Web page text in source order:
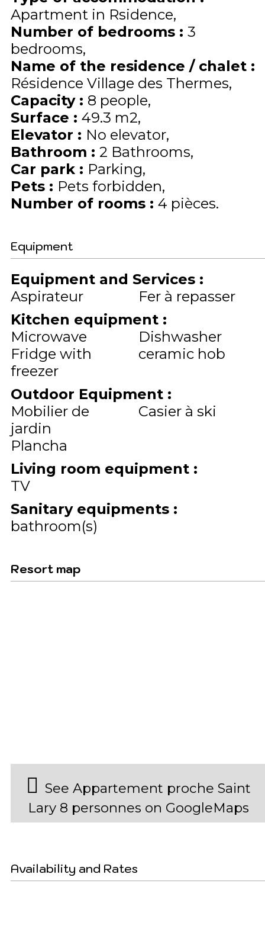
Apartment in Rsidence
Number of bedrooms : 3
bedrooms
Name of the residence / chalet :
Résidence Village des Thermes
Capacity : 8 people
Surface : 49.3 m2
Elevator : No elevator
Bathroom : 2 Bathrooms
Car park : Parking
Pets : Pets forbidden
Number of rooms : 4 pièces
Equipment
Equipment and Services :
Aspirateur
Fer à repasser
Kitchen equipment :
Microwave
Dishwasher
Fridge with
freezer
ceramic hob
Outdoor Equipment :
Mobilier de
jardin
Casier à ski
Plancha
Living room equipment :
TV
Sanitary equipments :
bathroom(s)
Resort map
See Appartement proche Saint
Lary 8 personnes on GoogleMaps
Availability and Rates